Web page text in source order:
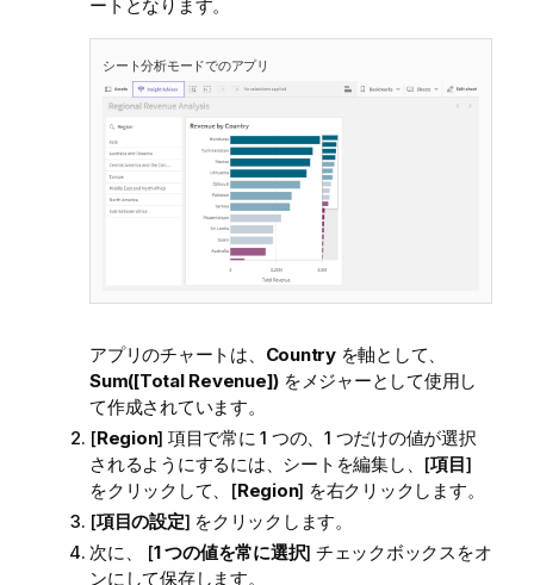
ートとなります。
シート分析モードでのアプリ
アプリのチャートは、 Countryを軸として、
Sum([Total Revenue]) をメジャーとして使用し
て作成されています。
[Region] 項目で常に 1 つの、1 つだけの値が選択
されるようにするには、シートを編集し、[項目]
をクリックして、[Region] を右クリックします。
[項目の設定] をクリックします。
次に、 [1 つの値を常に選択] チェックボックスをオ
ンにして保存します。